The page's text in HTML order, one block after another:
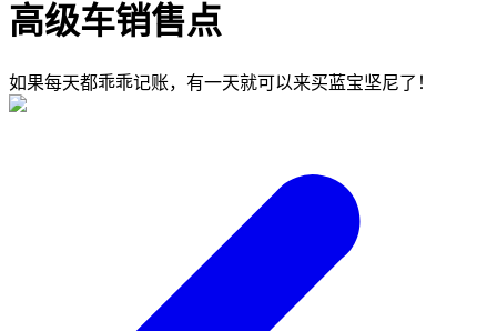
高级车销售点
如果每天都乖乖记账，有一天就可以来买蓝宝坚尼了！